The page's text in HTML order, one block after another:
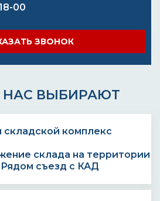
00
ЗВОНОК
НАС ВЫБИРАЮТ
склада на территории
Рядом съезд с КАД